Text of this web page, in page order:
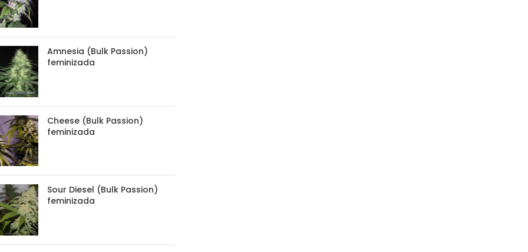
Amnesia (Bulk Passion)
feminizada
Cheese (Bulk Passion)
feminizada
Sour Diesel (Bulk Passion)
feminizada